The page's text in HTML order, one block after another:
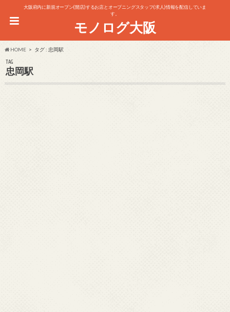
大阪府内に新規オープン(開店)するお店とオープニングスタッフ(求人)情報を配信していま
す。
モノログ大阪
HOME タグ : 忠岡駅
TAG
忠岡駅